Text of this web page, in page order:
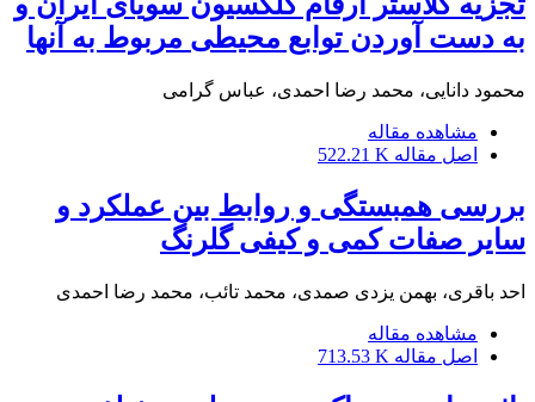
به دست آوردن توابع محیطی مربوط به آنها
محمود دانایی، محمد رضا احمدی، عباس گرامی
مشاهده مقاله
اصل مقاله 522.21 K
بررسی همبستگی و روابط بین عملکرد و
سایر صفات کمی و کیفی گلرنگ
احد باقری، بهمن یزدی صمدی، محمد تائب، محمد رضا احمدی
مشاهده مقاله
اصل مقاله 713.53 K